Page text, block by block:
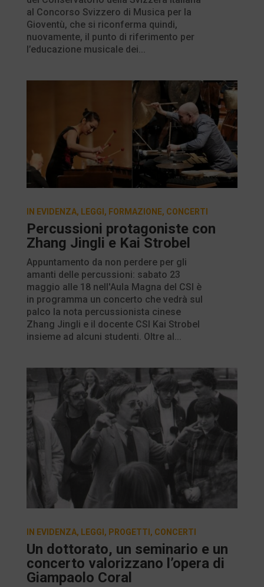
al Concorso Svizzero di Musica per la
Gioventù, che si riconferma quindi,
nuovamente, il punto di riferimento per
l’educazione musicale dei...
Percussioni protagoniste con
Zhang Jingli e Kai Strobel
IN EVIDENZA, LEGGI , FORMAZIONE, CONCERTI
Appuntamento da non perdere per gli
amanti delle percussioni: sabato 23
maggio alle 18 nell'Aula Magna del CSI è
in programma un concerto che vedrà sul
palco la nota percussionista cinese
Zhang Jingli e il docente CSI Kai Strobel
insieme ad alcuni studenti. Oltre al...
Un dottorato, un seminario e un
concerto valorizzano l’opera di
Giampaolo Coral
IN EVIDENZA, LEGGI , PROGETTI , CONCERTI